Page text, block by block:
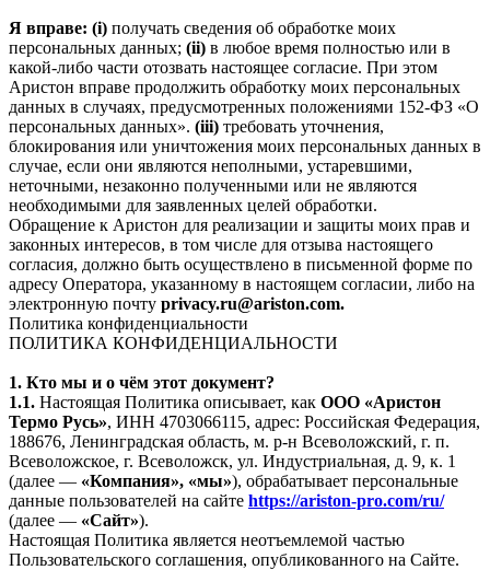
Я вправе: (i) получать сведения об обработке моих
персональных данных; (ii) в любое время полностью или в
какой-либо части отозвать настоящее согласие. При этом
Аристон вправе продолжить обработку моих персональных
данных в случаях, предусмотренных положениями 152-ФЗ «О
персональных данных». (iii) требовать уточнения,
блокирования или уничтожения моих персональных данных в
случае, если они являются неполными, устаревшими,
неточными, незаконно полученными или не являются
необходимыми для заявленных целей обработки.
Обращение к Аристон для реализации и защиты моих прав и
законных интересов, в том числе для отзыва настоящего
согласия, должно быть осуществлено в письменной форме по
адресу Оператора, указанному в настоящем согласии, либо на
электронную почту privacy.ru@ariston.com.
Политика конфиденциальности
ПОЛИТИКА КОНФИДЕНЦИАЛЬНОСТИ
1. Кто мы и о чём этот документ?
1.1. Настоящая Политика описывает, как ООО «Аристон
Термо Русь», ИНН 4703066115, адрес: Российская Федерация,
188676, Ленинградская область, м. р-н Всеволожский, г. п.
Всеволожское, г. Всеволожск, ул. Индустриальная, д. 9, к. 1
(далее — «Компания», «мы»), обрабатывает персональные
данные пользователей на сайте https://ariston-pro.com/ru/
(далее — «Сайт»).
Настоящая Политика является неотъемлемой частью
Пользовательского соглашения, опубликованного на Сайте.